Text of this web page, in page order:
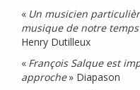
« Un musicien
musique de notre
Henry Dutilleux
« François Salque est
approche » Diapason